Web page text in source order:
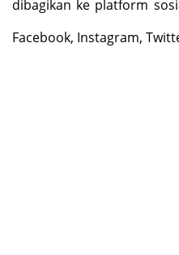
dibagikan ke platform
Facebook, Instagram,